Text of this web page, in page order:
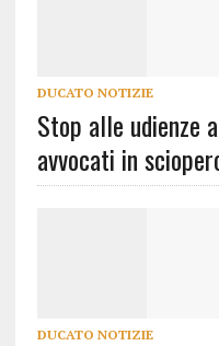
DUCATO NOTIZIE
Stop alle udienze
avvocati in
DUCATO NOTIZIE